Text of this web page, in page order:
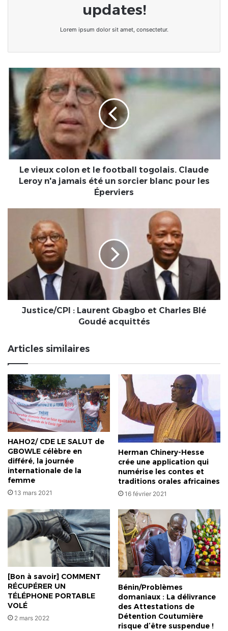
updates!
Lorem ipsum dolor sit amet, consectetur.
Le
football
togolais.
Claude
Leroy
jamais
Éperviers
Le vieux colon et le football togolais. Claude
Leroy n'a jamais été un sorcier blanc pour les
Éperviers
Blé
Justice/CPI : Laurent Gbagbo et Charles Blé
Goudé acquittés
Articles similaires
HAHO2/ CDE LE SALUT de
GBOWLE célèbre en
différé, la journée
internationale de la
femme
13 mars 2021
Herman Chinery-Hesse
crée une application qui
numérise les contes et
traditions orales africaines
16 février 2021
[Bon à savoir] COMMENT
RÉCUPÉRER UN
TÉLÉPHONE PORTABLE
VOLÉ
2 mars 2022
Bénin/Problèmes
domaniaux : La délivrance
des Attestations de
Détention Coutumière
risque d’être suspendue !